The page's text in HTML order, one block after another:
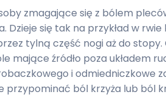
zmagające się z bólem
Dzieje się tak na przykład w
tylną część nogi aż do
mające źródło poza układem
i odmiedniczkowe
przypominać ból krzyża lub ból